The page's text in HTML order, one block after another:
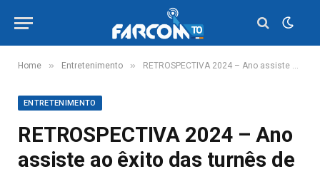
Home » Entretenimento » RETROSPECTIVA 2024 – Ano assiste ao êxito das turnês de Sepultura, Liniker, Jão e Caetano Veloso & Maria Bethânia
ENTRETENIMENTO
RETROSPECTIVA 2024 – Ano
assiste ao êxito das turnês de